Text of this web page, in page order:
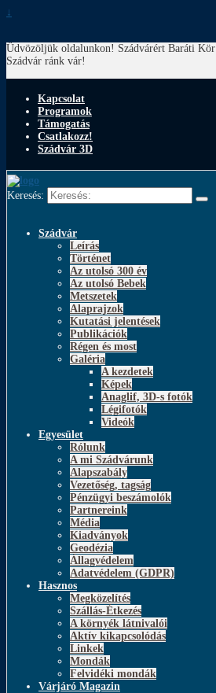
↓
Üdvözöljük oldalunkon! Szádvárért Baráti Kör
Szádvár ránk vár!
Kapcsolat
Programok
Támogatás
Csatlakozz!
Szádvár 3D
Keresés:
Szádvár
Leírás
Történet
Az utolsó 300 év
Az utolsó Bebek
Metszetek
Alaprajzok
Kutatási jelentések
Publikációk
Régen és most
Galéria
A kezdetek
Képek
Anaglif, 3D-s fotók
Légifotók
Videók
Egyesület
Rólunk
A mi Szádvárunk
Alapszabály
Vezetőség, tagság
Pénzügyi beszámolók
Partnereink
Média
Kiadványok
Geodézia
Állagvédelem
Adatvédelem (GDPR)
Hasznos
Megközelítés
Szállás-Étkezés
A környék látnivalói
Aktív kikapcsolódás
Linkek
Mondák
Felvidéki mondák
Várjáró Magazin